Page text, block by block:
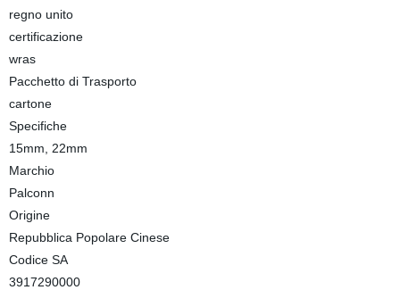
regno unito
certificazione
wras
Pacchetto di Trasporto
cartone
Specifiche
15mm, 22mm
Marchio
Palconn
Origine
Repubblica Popolare Cinese
Codice SA
3917290000